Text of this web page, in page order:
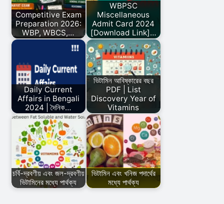
Competitive Exam
Preparation 2026:
WBP, WBCS,…
WBPSC
Miscellaneous
Admit Card 2024
[Download Link]…
Daily Current
Affairs in Bengali
2024 | দৈনিক…
ভিটামিন আবিষ্কারের বছর
PDF | List
Discovery Year of
Vitamins
চর্বি-দ্রবণীয় এবং জল-দ্রবণীয়
ভিটামিনের মধ্যে পার্থক্য
ভিটামিন এবং খনিজ পদার্থের
মধ্যে পার্থক্য